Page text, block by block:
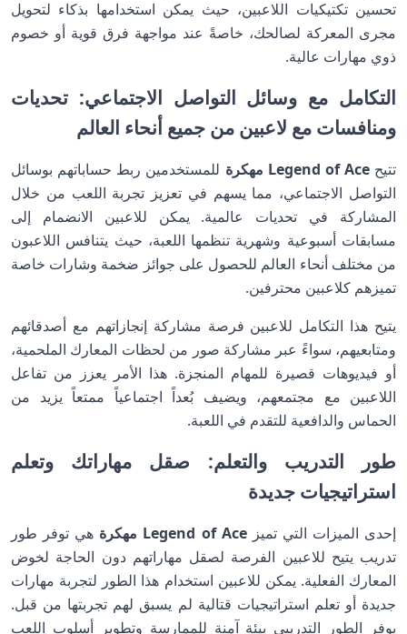
تحسين تكتيكيات اللاعبين، حيث يمكن استخدامها بذكاء لتحويل
مجرى المعركة لصالحك، خاصةً عند مواجهة فرق قوية أو خصوم
ذوي مهارات عالية.
التكامل مع وسائل التواصل الاجتماعي: تحديات
ومنافسات مع لاعبين من جميع أنحاء العالم
تتيحLegend of Ace مهكرة
للمستخدمين ربط حساباتهم بوسائل
التواصل الاجتماعي، مما يسهم في تعزيز تجربة اللعب من خلال
المشاركة في تحديات عالمية. يمكن للاعبين الانضمام إلى
مسابقات أسبوعية وشهرية تنظمها اللعبة، حيث يتنافس اللاعبون
من مختلف أنحاء العالم للحصول على جوائز ضخمة وشارات خاصة
تميزهم كلاعبين محترفين.
يتيح هذا التكامل للاعبين فرصة مشاركة إنجازاتهم مع أصدقائهم
ومتابعيهم، سواءً عبر مشاركة صور من لحظات المعارك الملحمية،
أو فيديوهات قصيرة للمهام المنجزة. هذا الأمر يعزز من تفاعل
اللاعبين مع مجتمعهم، ويضيف بُعداً اجتماعياً ممتعاً يزيد من
الحماس والدافعية للتقدم في اللعبة.
طور التدريب والتعلم: صقل مهاراتك وتعلم
استراتيجيات جديدة
إحدى الميزات التي تميزLegend of Ace مهكرة
هي توفر طور
تدريب يتيح للاعبين الفرصة لصقل مهاراتهم دون الحاجة لخوض
المعارك الفعلية. يمكن للاعبين استخدام هذا الطور لتجربة مهارات
جديدة أو تعلم استراتيجيات قتالية لم يسبق لهم تجربتها من قبل.
يوفر الطور التدريبي بيئة آمنة للممارسة وتطوير أسلوب اللعب